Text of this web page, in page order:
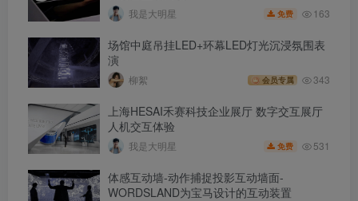
我是大明星 免费 163
场馆中庭吊挂LED+环幕LED灯光沉浸氛围表
演
柳絮 会员专属 343
上海HESAI禾赛科技企业展厅 数字交互展厅
人机交互体验
我是大明星 免费 531
体感互动墙-动作捕捉投影互动墙面-
WORDSLAND为宝马设计的互动装置